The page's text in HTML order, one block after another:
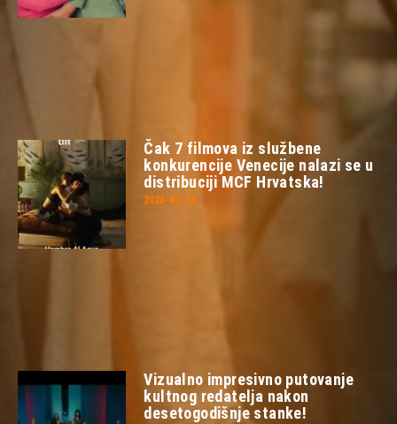
Čak 7 filmova iz službene
konkurencije Venecije nalazi se u
distribuciji MCF Hrvatska!
2026-07-23
Vizualno impresivno putovanje
kultnog redatelja nakon
desetogodišnje stanke!